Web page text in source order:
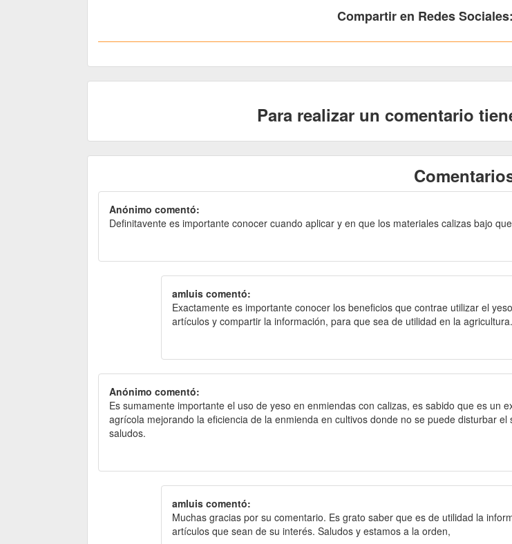
Compartir en Redes Sociales:
Para realizar un comentario
Anónimo comentó:
Definitavente es importante conocer cuando aplicar y en que los materiales calizas bajo
amluis comentó:
Exactamente es importante conocer los beneficios que contrae utilizar el
artículos y compartir la información, para que sea de utilidad en la
Anónimo comentó:
Es sumamente importante el uso de yeso en enmiendas con calizas, es sabido que es un
agrícola mejorando la eficiencia de la enmienda en cultivos donde no se puede disturbar
saludos.
amluis comentó:
Muchas gracias por su comentario. Es grato saber que es de utilidad la
artículos que sean de su interés. Saludos y estamos a la orden,